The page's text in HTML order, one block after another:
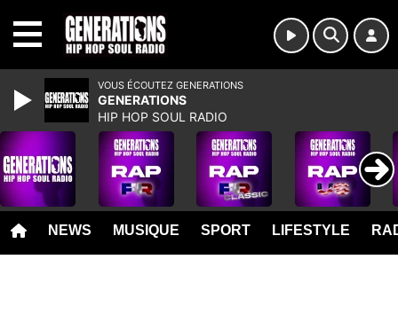
NEWS MUSIQUE SPORT LIFESTYLE
VOUS ÉCOUTEZ GENERATIONS
GENERATIONS
HIP HOP SOUL RADIO